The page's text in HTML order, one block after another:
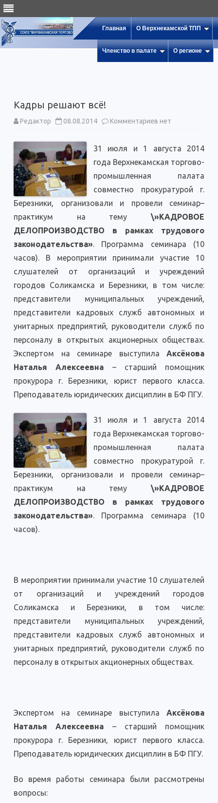
Главная О Верхнекамской ТПП
Членство в палате О регионе
Кадры решают всё!
Редактор 08.08.2014 Комментариев к
всё!
нет
31 июля и 1 августа 2014
года Верхнекамская торгово-
промышленная палата
совместно прокуратурой г.
Березники, организовали и провели семинар–
практикум на тему \»КАДРОВОЕ
ДЕЛОПРОИЗВОДСТВО в рамках трудового
законодательства». Программа семинара (10
часов). В мероприятии принимали участие 10
слушателей от организаций и учреждений
городов Соликамска и Березники, в том числе:
представители муниципальных учреждений,
представители кадровых служб автономных и
унитарных предприятий, руководители служб по
персоналу в открытых акционерных обществах.
Экспертом на семинаре выступила Аксёнова
Наталья Алексеевна – старший помощник
прокурора г. Березники, юрист первого класса.
Преподаватель юридических дисциплин в БФ ПГУ.
31 июля и 1 августа 2014
года Верхнекамская торгово-
промышленная палата
совместно прокуратурой г.
Березники, организовали и провели семинар–
практикум на тему \»КАДРОВОЕ
ДЕЛОПРОИЗВОДСТВО в рамках трудового
законодательства». Программа семинара (10
часов).
В мероприятии принимали участие 10 слушателей
от организаций и учреждений городов
Соликамска и Березники, в том числе:
представители муниципальных учреждений,
представители кадровых служб автономных и
унитарных предприятий, руководители служб по
персоналу в открытых акционерных обществах.
Экспертом на семинаре выступила Аксёнова
Наталья Алексеевна – старший помощник
прокурора г. Березники, юрист первого класса.
Преподаватель юридических дисциплин в БФ ПГУ.
Во время работы семинара были рассмотрены
вопросы: